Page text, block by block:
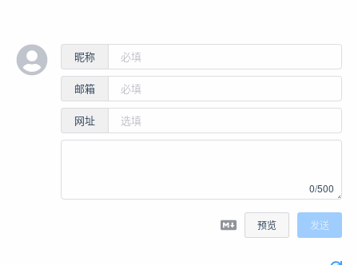
昵称
邮箱
网址
0/500
预览 发送